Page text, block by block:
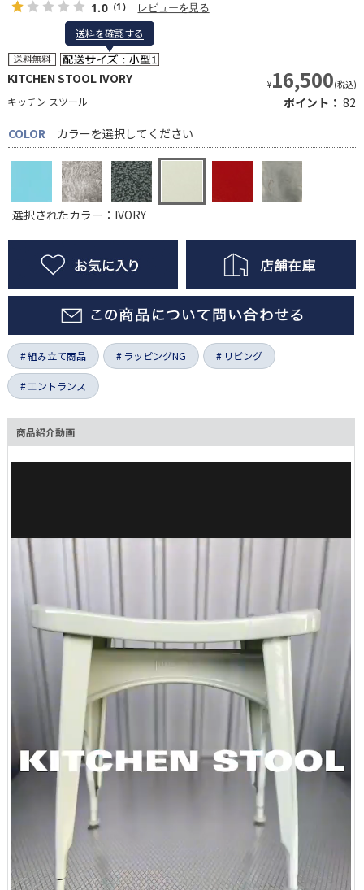
1.0（1） レビューを見る
送料を確認する
送料を確認する
KITCHEN STOOL IVORY
キッチン スツール
¥16,500(税込)
ポイント： 82
COLOR
カラーを選択してください
選択されたカラー：IVORY
組み立て商品 ラッピングNG リビング
エントランス
商品紹介動画